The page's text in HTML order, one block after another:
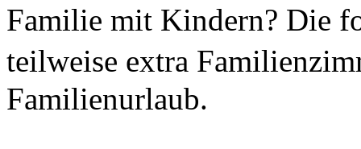
Familie mit Kindern? Die
teilweise extra
Familienurlaub.